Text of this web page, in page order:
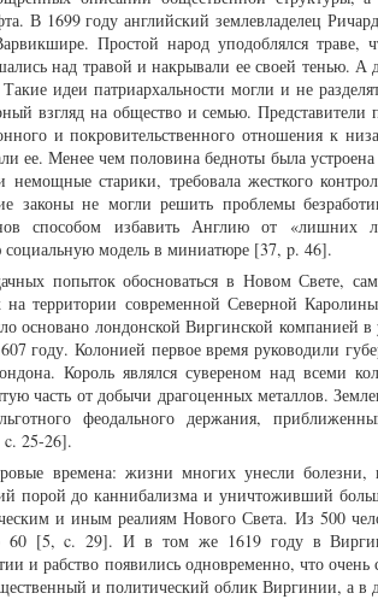
В 1699 году английский землевладелец
Простой народ уподоблялся
над травой и накрывали ее своей тенью.
идеи патриархальности могли и не
взгляд на общество и семью.
и покровительственного отношения к
ее. Менее чем половина бедноты была устроена
немощные старики, требовала жесткого
законы не могли решить проблемы
способом избавить Англию от «лишних
социальную модель в миниатюре [37, p. 46].
попыток обосноваться в Новом Свете,
на территории современной Северной
основано лондонской Виргинской компанией
году. Колонией первое время руководили
Король являлся сувереном над всеми
часть от добычи драгоценных металлов.
феодального держания,
25-26].
времена: жизни многих унесли болезни,
порой до каннибализма и уничтоживший
и иным реалиям Нового Света. Из 500
60 [5, c. 29]. И в том же 1619 году в
и рабство появились одновременно, что
и политический облик Виргинии, а